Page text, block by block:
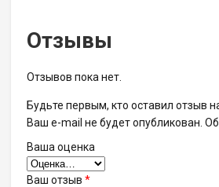
Отзывы
Отзывов пока нет.
Будьте первым, кто оставил отзыв
Ваш e-mail не будет опубликован.
Ваша оценка
Ваш отзыв *